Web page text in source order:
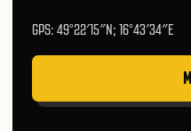
GPS: 49°22′15″N; 16°43′34″E